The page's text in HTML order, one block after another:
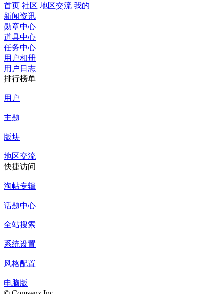
首页 社区 地区交流 我的
新闻资讯
勋章中心
道具中心
任务中心
用户相册
用户日志
排行榜单
用户
主题
版块
地区交流
快捷访问
淘帖专辑
话题中心
全站搜索
系统设置
风格配置
电脑版